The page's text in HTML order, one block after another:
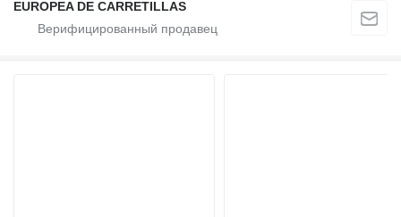
EUROPEA DE CARRETILLAS